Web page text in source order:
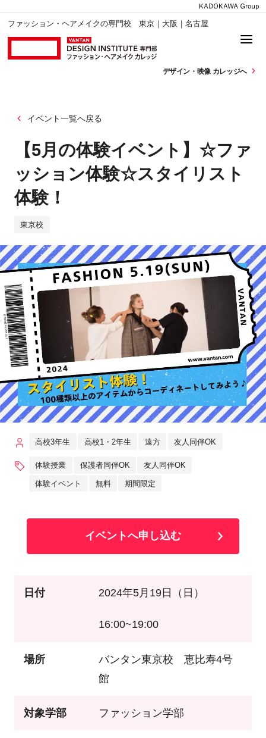
ファッション・ヘアメイクの専門校 東京｜大阪｜名古屋
デザイン・ 映像 カレッジへ
イベント一覧へ戻る
【5月の体験イベント】☆ファ
ッション体験☆スタイリスト
体験！
東京校
高校3年生 高校1・2年生 遠方 友人同伴OK
体験授業 保護者同伴OK 友人同伴OK
体験イベント 無料 期間限定
イベントへ申し込む
日付 2024年5月19日（日）
16:00~19:00
場所
バンタン東京校 恵比寿4号
館
対象学部 ファッション学部